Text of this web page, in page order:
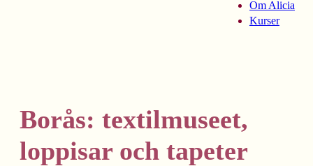
Om Alicia
Kurser
Borås: textilmuseet,
loppisar och tapeter